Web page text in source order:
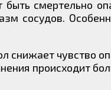
смертельно
сосудов.
снижает чувство
происходит